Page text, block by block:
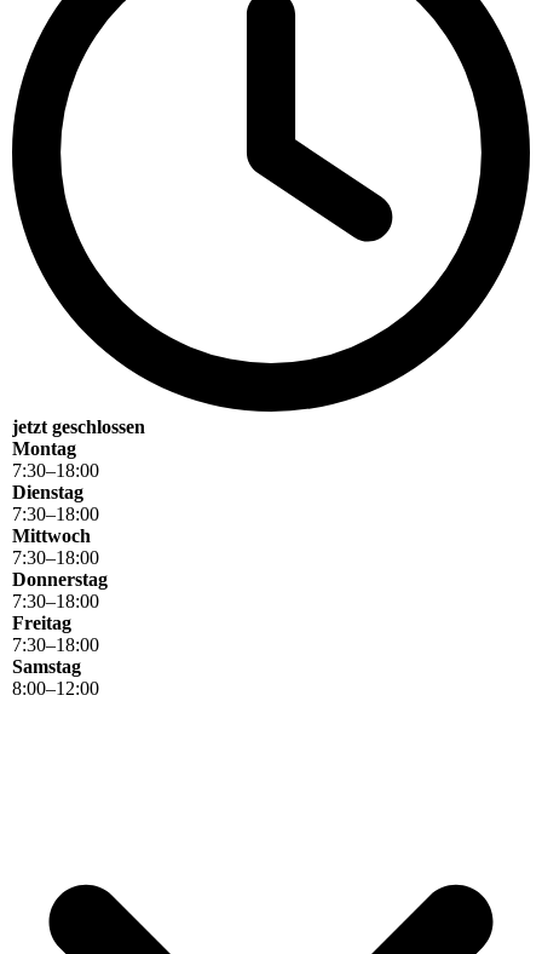
jetzt geschlossen
Montag
7:30–18:00
Dienstag
7:30–18:00
Mittwoch
7:30–18:00
Donnerstag
7:30–18:00
Freitag
7:30–18:00
Samstag
8:00–12:00